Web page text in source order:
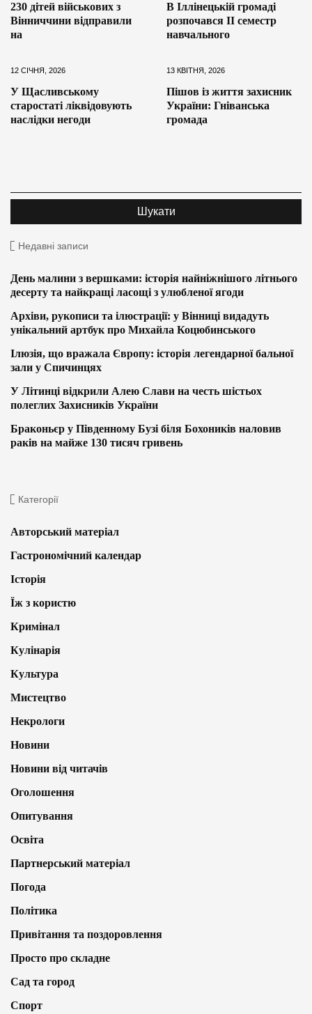
230 дітей військових з
Вінниччини відправили
на
В Іллінецькій громаді
розпочався ІІ семестр
навчального
12 СІЧНЯ, 2026
У Щасливському
старостаті ліквідовують
наслідки негоди
13 КВІТНЯ, 2026
Пішов із життя захисник
України: Гніванська
громада
Недавні записи
День малини з вершками: історія найніжнішого літнього
десерту та найкращі ласощі з улюбленої ягоди
Архіви, рукописи та ілюстрації: у Вінниці видадуть
унікальний артбук про Михайла Коцюбинського
Ілюзія, що вражала Європу: історія легендарної бальної
зали у Спичинцях
У Літинці відкрили Алею Слави на честь шістьох
полеглих Захисників України
Браконьєр у Південному Бузі біля Бохоників наловив
раків на майже 130 тисяч гривень
Категорії
Авторський матеріал
Гастрономічний календар
Історія
Їж з користю
Кримінал
Кулінарія
Культура
Мистецтво
Некрологи
Новини
Новини від читачів
Оголошення
Опитування
Освіта
Партнерський матеріал
Погода
Політика
Привітання та поздоровлення
Просто про складне
Сад та город
Спорт